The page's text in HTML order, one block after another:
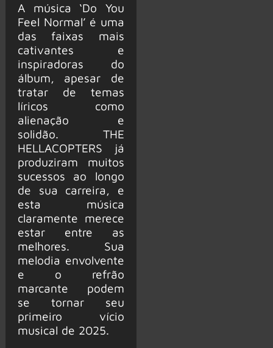
A música ‘Do You
Feel Normal’ é uma
das faixas mais
cativantes e
inspiradoras do
álbum, apesar de
tratar de temas
líricos como
alienação e
solidão. THE
HELLACOPTERS já
produziram muitos
sucessos ao longo
de sua carreira, e
esta música
claramente merece
estar entre as
melhores. Sua
melodia envolvente
e o refrão
marcante podem
se tornar seu
primeiro vício
musical de 2025.